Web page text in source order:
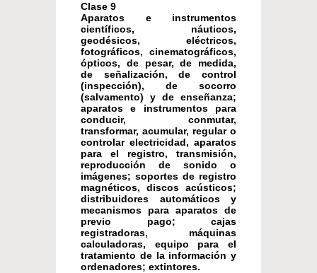
Clase 9
Aparatos e instrumentos
científicos, náuticos,
geodésicos, eléctricos,
fotográficos, cinematográficos,
ópticos, de pesar, de medida,
de señalización, de control
(inspección), de socorro
(salvamento) y de enseñanza;
aparatos e instrumentos para
conducir, conmutar,
transformar, acumular, regular o
controlar electricidad, aparatos
para el registro, transmisión,
reproducción de sonido o
imágenes; soportes de registro
magnéticos, discos acústicos;
distribuidores automáticos y
mecanismos para aparatos de
previo pago; cajas
registradoras, máquinas
calculadoras, equipo para el
tratamiento de la información y
ordenadores; extintores.